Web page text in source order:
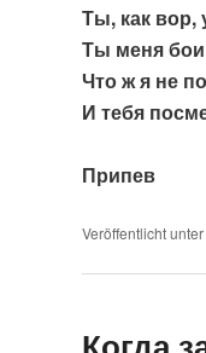
Ты, как вор,
Ты меня
Что ж я не
И тебя
Припев
Veröffentlicht unter